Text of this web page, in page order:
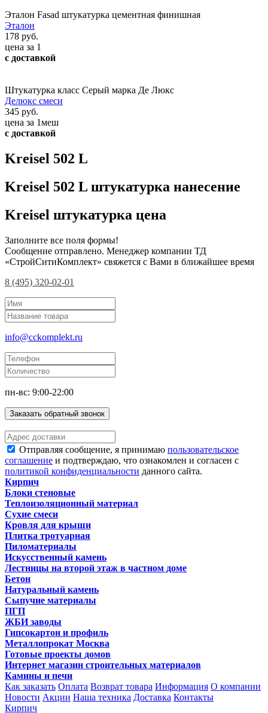
Эталон Fasad штукатурка цементная финишная
Эталон
178 руб.
цена за 1
с доставкой
Штукатурка класс Серый марка Де Люкс
Делюкс смеси
345 руб.
цена за 1меш
с доставкой
Kreisel 502 L
Kreisel 502 L штукатурка нанесение
Kreisel штукатурка цена
Заполните все поля формы!
Сообщение отправлено. Менеджер компании ТД
«СтройСитиКомплект» свяжется с Вами в ближайшее время
8 (495) 320-02-01
info@cckomplekt.ru
пн-вс: 9:00-22:00
Заказать обратный звонок
Отправляя сообщение, я принимаю пользовательское
соглашение и подтверждаю, что ознакомлен и согласен с
политикой конфиденциальности данного сайта.
Кирпич
Блоки стеновые
Теплоизоляционный материал
Сухие смеси
Кровля для крыши
Плитка тротуарная
Пиломатериалы
Искусственный камень
Лестницы на второй этаж в частном доме
Бетон
Натуральный камень
Сыпучие материалы
ПГП
ЖБИ заводы
Гипсокартон и профиль
Металлопрокат Москва
Готовые проекты домов
Интернет магазин строительных материалов
Камины и печи
Как заказать Оплата Возврат товара Информация О компании
Новости Акции Наша техника Доставка Контакты
Кирпич